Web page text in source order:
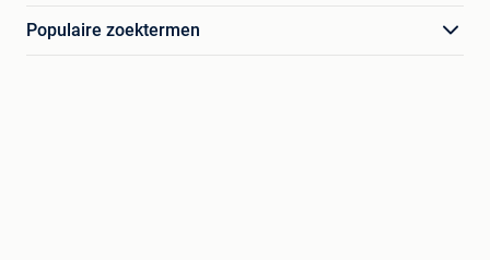
Populaire zoektermen